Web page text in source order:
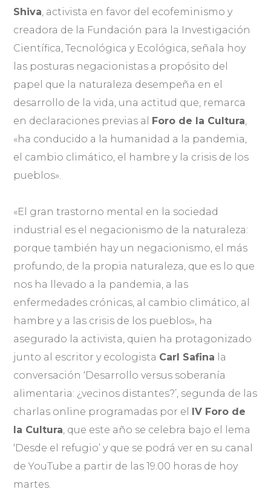
Shiva, activista en favor del ecofeminismo y
creadora de la Fundación para la Investigación
Científica, Tecnológica y Ecológica, señala hoy
las posturas negacionistas a propósito del
papel que la naturaleza desempeña en el
desarrollo de la vida, una actitud que, remarca
en declaraciones previas al Foro de la Cultura,
«ha conducido a la humanidad a la pandemia,
el cambio climático, el hambre y la crisis de los
pueblos».
«El gran trastorno mental en la sociedad
industrial es el negacionismo de la naturaleza:
porque también hay un negacionismo, el más
profundo, de la propia naturaleza, que es lo que
nos ha llevado a la pandemia, a las
enfermedades crónicas, al cambio climático, al
hambre y a las crisis de los pueblos», ha
asegurado la activista, quien ha protagonizado
junto al escritor y ecologista Carl Safina la
conversación ‘Desarrollo versus soberanía
alimentaria: ¿vecinos distantes?’, segunda de las
charlas online programadas por el IV Foro de
la Cultura, que este año se celebra bajo el lema
‘Desde el refugio’ y que se podrá ver en su canal
de YouTube a partir de las 19.00 horas de hoy
martes.